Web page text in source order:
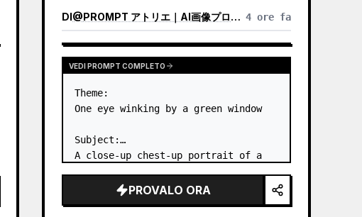
DI@PROMPT アトリエ｜AI画像プロンプト 4 ore fa
VEDI PROMPT COMPLETO
Theme:
One eye winking by a green window
Subject:
A close-up chest-up portrait of a
trimmed dress leaning her cheek on
one hand and smiling with one eye
PROVALO ORA